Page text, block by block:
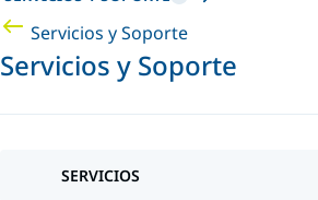
Servicios y Soporte
Servicios y Soporte
SERVICIOS